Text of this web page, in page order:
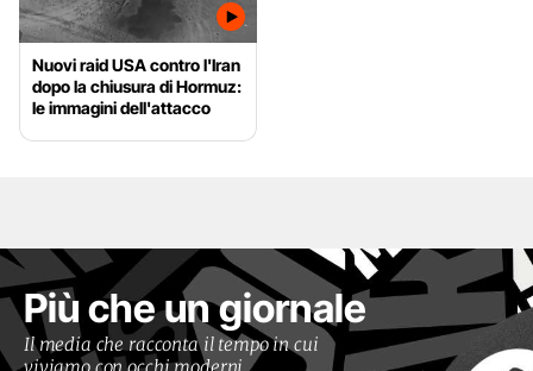
Nuovi raid USA contro l'Iran
dopo la chiusura di Hormuz:
le immagini dell'attacco
Più che un giornale
Il media che racconta il tempo in cui